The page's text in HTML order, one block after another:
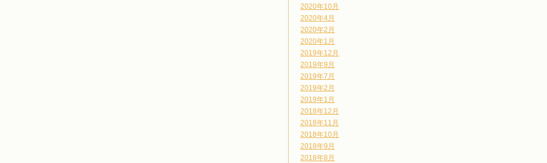
2020年10月
2020年4月
2020年2月
2020年1月
2019年12月
2019年9月
2019年7月
2019年2月
2019年1月
2018年12月
2018年11月
2018年10月
2018年9月
2018年8月